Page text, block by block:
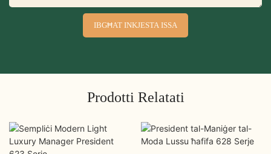
IBGĦAT INKJESTA ISSA
Prodotti Relatati